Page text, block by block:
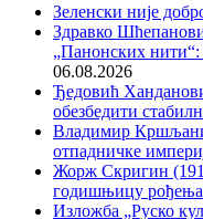
Зеленски није
Здравко
„Панонских
06.08.2026
Ђедовић
обезбедити
Владимир
отпадничке
Жорж Скригин
годишњицу рођења
Изложба „Руско